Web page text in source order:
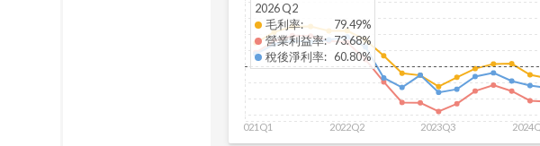
2021Q1 2022Q2 2023Q3
2026 Q2
毛利率:
79.49%
營業利益率: 73.68%
稅後淨利率: 60.80%